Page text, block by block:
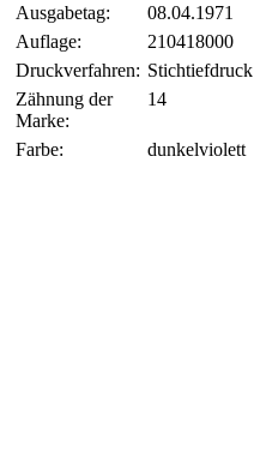
Ausgabetag:
08.04.1971
Auflage:
210418000
Druckverfahren: Stichtiefdruck
Zähnung der
Marke:
14
Farbe: dunkelviolett